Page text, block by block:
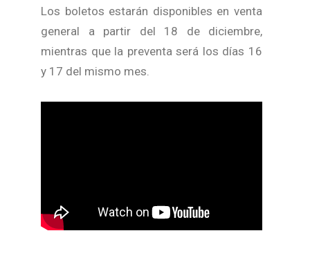
Los boletos estarán disponibles en venta
general a partir del 18 de diciembre,
mientras que la preventa será los días 16
y 17 del mismo mes.